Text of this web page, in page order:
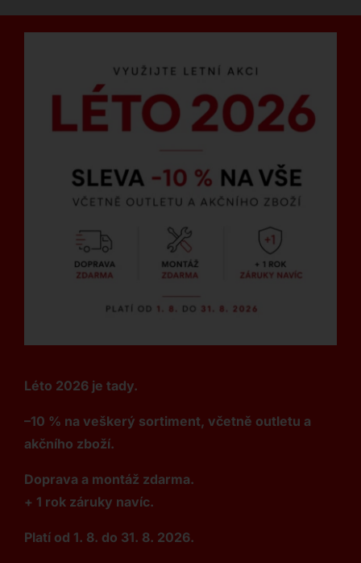
Léto 2026 je tady.
–10 % na veškerý sortiment, včetně outletu a
akčního zboží.
Doprava a montáž zdarma.
+ 1 rok záruky navíc.
Platí od 1. 8. do 31. 8. 2026.